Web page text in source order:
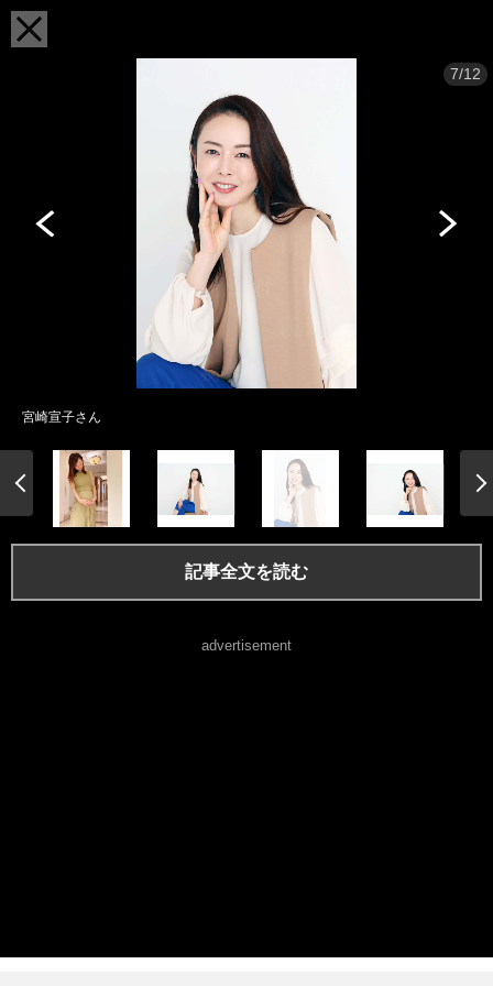
7/12
宮崎宣子さん
記事全文を読む
advertisement